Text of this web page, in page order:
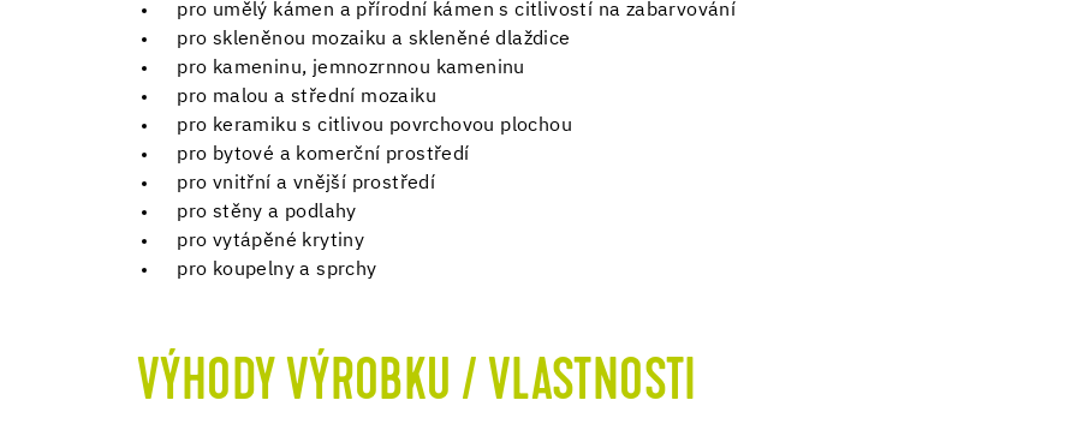
pro umělý kámen a přírodní kámen s citlivostí na zabarvování
pro skleněnou mozaiku a skleněné dlaždice
pro kameninu, jemnozrnnou kameninu
pro malou a střední mozaiku
pro keramiku s citlivou povrchovou plochou
pro bytové a komerční prostředí
pro vnitřní a vnější prostředí
pro stěny a podlahy
pro vytápěné krytiny
pro koupelny a sprchy
VÝHODY VÝROBKU / VLASTNOSTI